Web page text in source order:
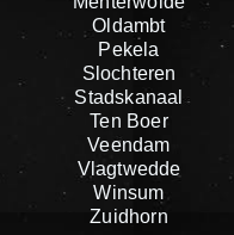
Oldambt
Pekela
Slochteren
Stadskanaal
Ten Boer
Veendam
Vlagtwedde
Winsum
Zuidhorn